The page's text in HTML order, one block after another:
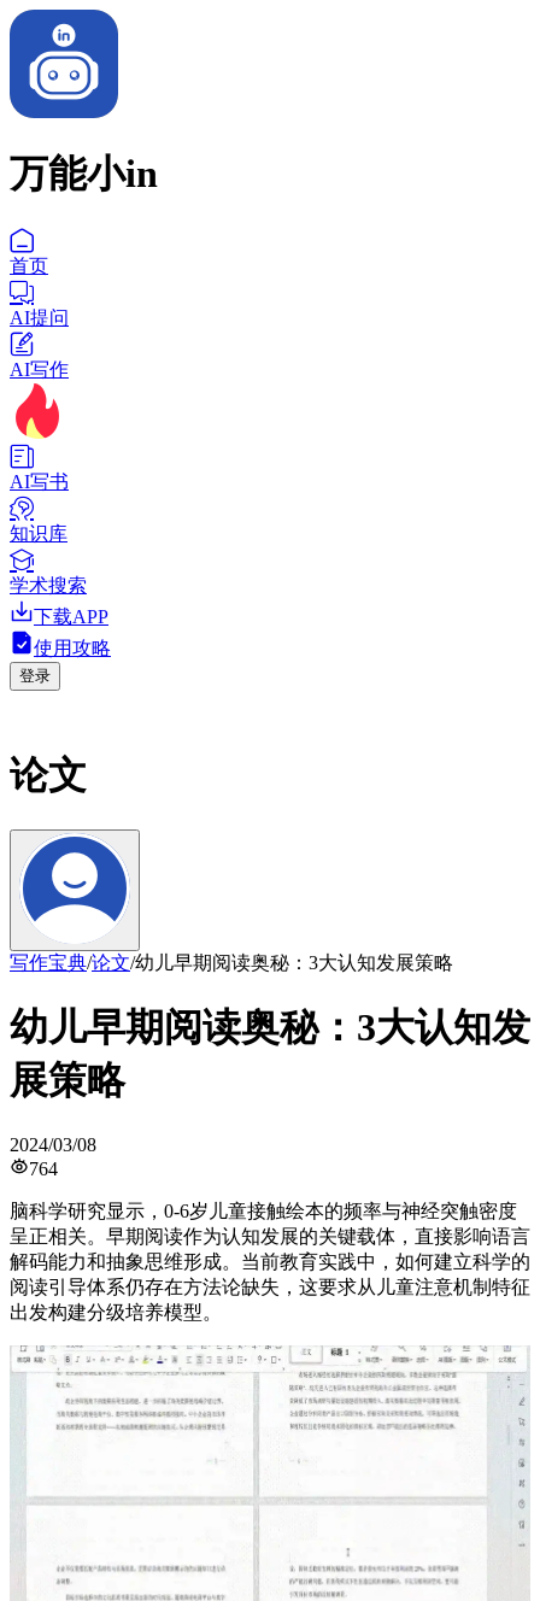
万能小in
首页
AI提问
AI写作
AI写书
知识库
学术搜索
下载APP
使用攻略
登录
论文
写作宝典/论文/幼儿早期阅读奥秘：3大认知发展策略
幼儿早期阅读奥秘：3大认知发
展策略
2024/03/08
764
脑科学研究显示，0-6岁儿童接触绘本的频率与神经突触密度
呈正相关。早期阅读作为认知发展的关键载体，直接影响语言
解码能力和抽象思维形成。当前教育实践中，如何建立科学的
阅读引导体系仍存在方法论缺失，这要求从儿童注意机制特征
出发构建分级培养模型。